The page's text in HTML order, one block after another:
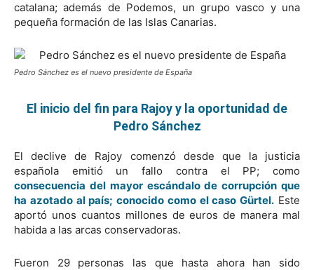
catalana; además de Podemos, un grupo vasco y una
pequeña formación de las Islas Canarias.
Pedro Sánchez es el nuevo presidente de España
El inicio del fin para Rajoy y la oportunidad de
Pedro Sánchez
El declive de Rajoy comenzó desde que la justicia
española emitió un fallo contra el PP; como
consecuencia del mayor escándalo de corrupción que
ha azotado al país; conocido como el caso Gürtel. Este
aportó unos cuantos millones de euros de manera mal
habida a las arcas conservadoras.
Fueron 29 personas las que hasta ahora han sido